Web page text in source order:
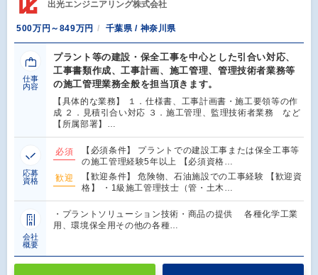
出光エンジニアリング株式会社
500万円～849万円 千葉県 / 神奈川県
仕事
内容
プラント等の建設・保全工事を中心とした引合い対応、
工事書類作成、工事計画、施工管理、管理技術者業務等
の施工管理業務全般を担当頂きます。
【具体的な業務】 １．仕様書、工事計画書・施工要領等の作
成 ２．見積引合い対応 ３．施工管理、監理技術者業務 など
【所属部署】…
応募
資格
必須
【必須条件】 プラントでの建設工事または保全工事等
の施工管理経験5年以上 【必須資格…
歓迎
【歓迎条件】 危険物、石油施設での工事経験 【歓迎資
格】 ・1級施工管理技士（管・土木…
会社
概要
・プラントソリューション技術・商品の提供 各種化学工業
用、環境保全用その他の各種…